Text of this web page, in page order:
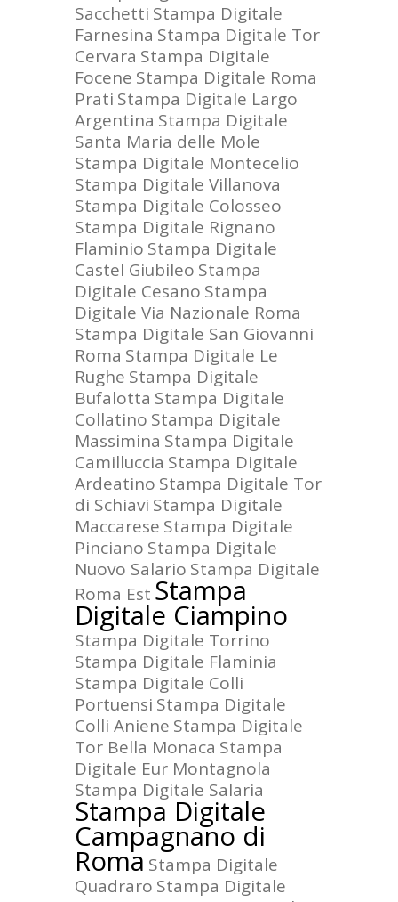
Sacchetti Stampa Digitale
Farnesina Stampa Digitale Tor
Cervara Stampa Digitale
Focene Stampa Digitale Roma
Prati Stampa Digitale Largo
Argentina Stampa Digitale
Santa Maria delle Mole
Stampa Digitale Montecelio
Stampa Digitale Villanova
Stampa Digitale Colosseo
Stampa Digitale Rignano
Flaminio Stampa Digitale
Castel Giubileo Stampa
Digitale Cesano Stampa
Digitale Via Nazionale Roma
Stampa Digitale San Giovanni
Roma Stampa Digitale Le
Rughe Stampa Digitale
Bufalotta Stampa Digitale
Collatino Stampa Digitale
Massimina Stampa Digitale
Camilluccia Stampa Digitale
Ardeatino Stampa Digitale Tor
di Schiavi Stampa Digitale
Maccarese Stampa Digitale
Pinciano Stampa Digitale
Nuovo Salario Stampa Digitale
Roma Est Stampa
Digitale Ciampino
Stampa Digitale Torrino
Stampa Digitale Flaminia
Stampa Digitale Colli
Portuensi Stampa Digitale
Colli Aniene Stampa Digitale
Tor Bella Monaca Stampa
Digitale Eur Montagnola
Stampa Digitale Salaria
Stampa Digitale
Campagnano di
Roma Stampa Digitale
Quadraro Stampa Digitale